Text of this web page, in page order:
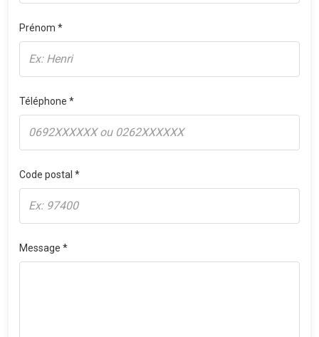
Prénom *
Téléphone *
Code postal *
Message *